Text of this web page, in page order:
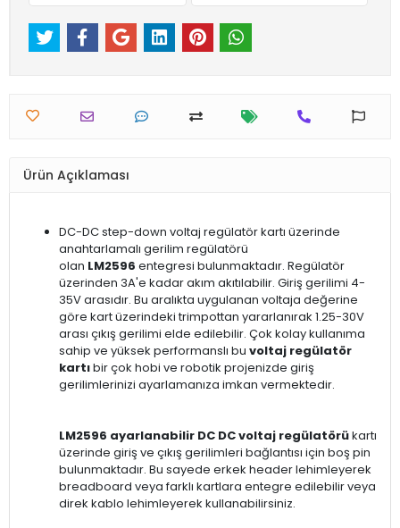
Ürün Açıklaması
DC-DC step-down voltaj regülatör kartı üzerinde
anahtarlamalı gerilim regülatörü
olan LM2596 entegresi bulunmaktadır. Regülatör
üzerinden 3A'e kadar akım akıtılabilir. Giriş gerilimi 4-
35V arasıdır. Bu aralıkta uygulanan voltaja değerine
göre kart üzerindeki trimpottan yararlanırak 1.25-30V
arası çıkış gerilimi elde edilebilir. Çok kolay kullanıma
sahip ve yüksek performanslı bu voltaj regülatör
kartıbir çok hobi ve robotik projenizde giriş
gerilimlerinizi ayarlamanıza imkan vermektedir.
LM2596 ayarlanabilir DC DC voltaj regülatörükartı
üzerinde giriş ve çıkış gerilimleri bağlantısı için boş pin
bulunmaktadır. Bu sayede erkek header lehimleyerek
breadboard veya farklı kartlara entegre edilebilir veya
direk kablo lehimleyerek kullanabilirsiniz.